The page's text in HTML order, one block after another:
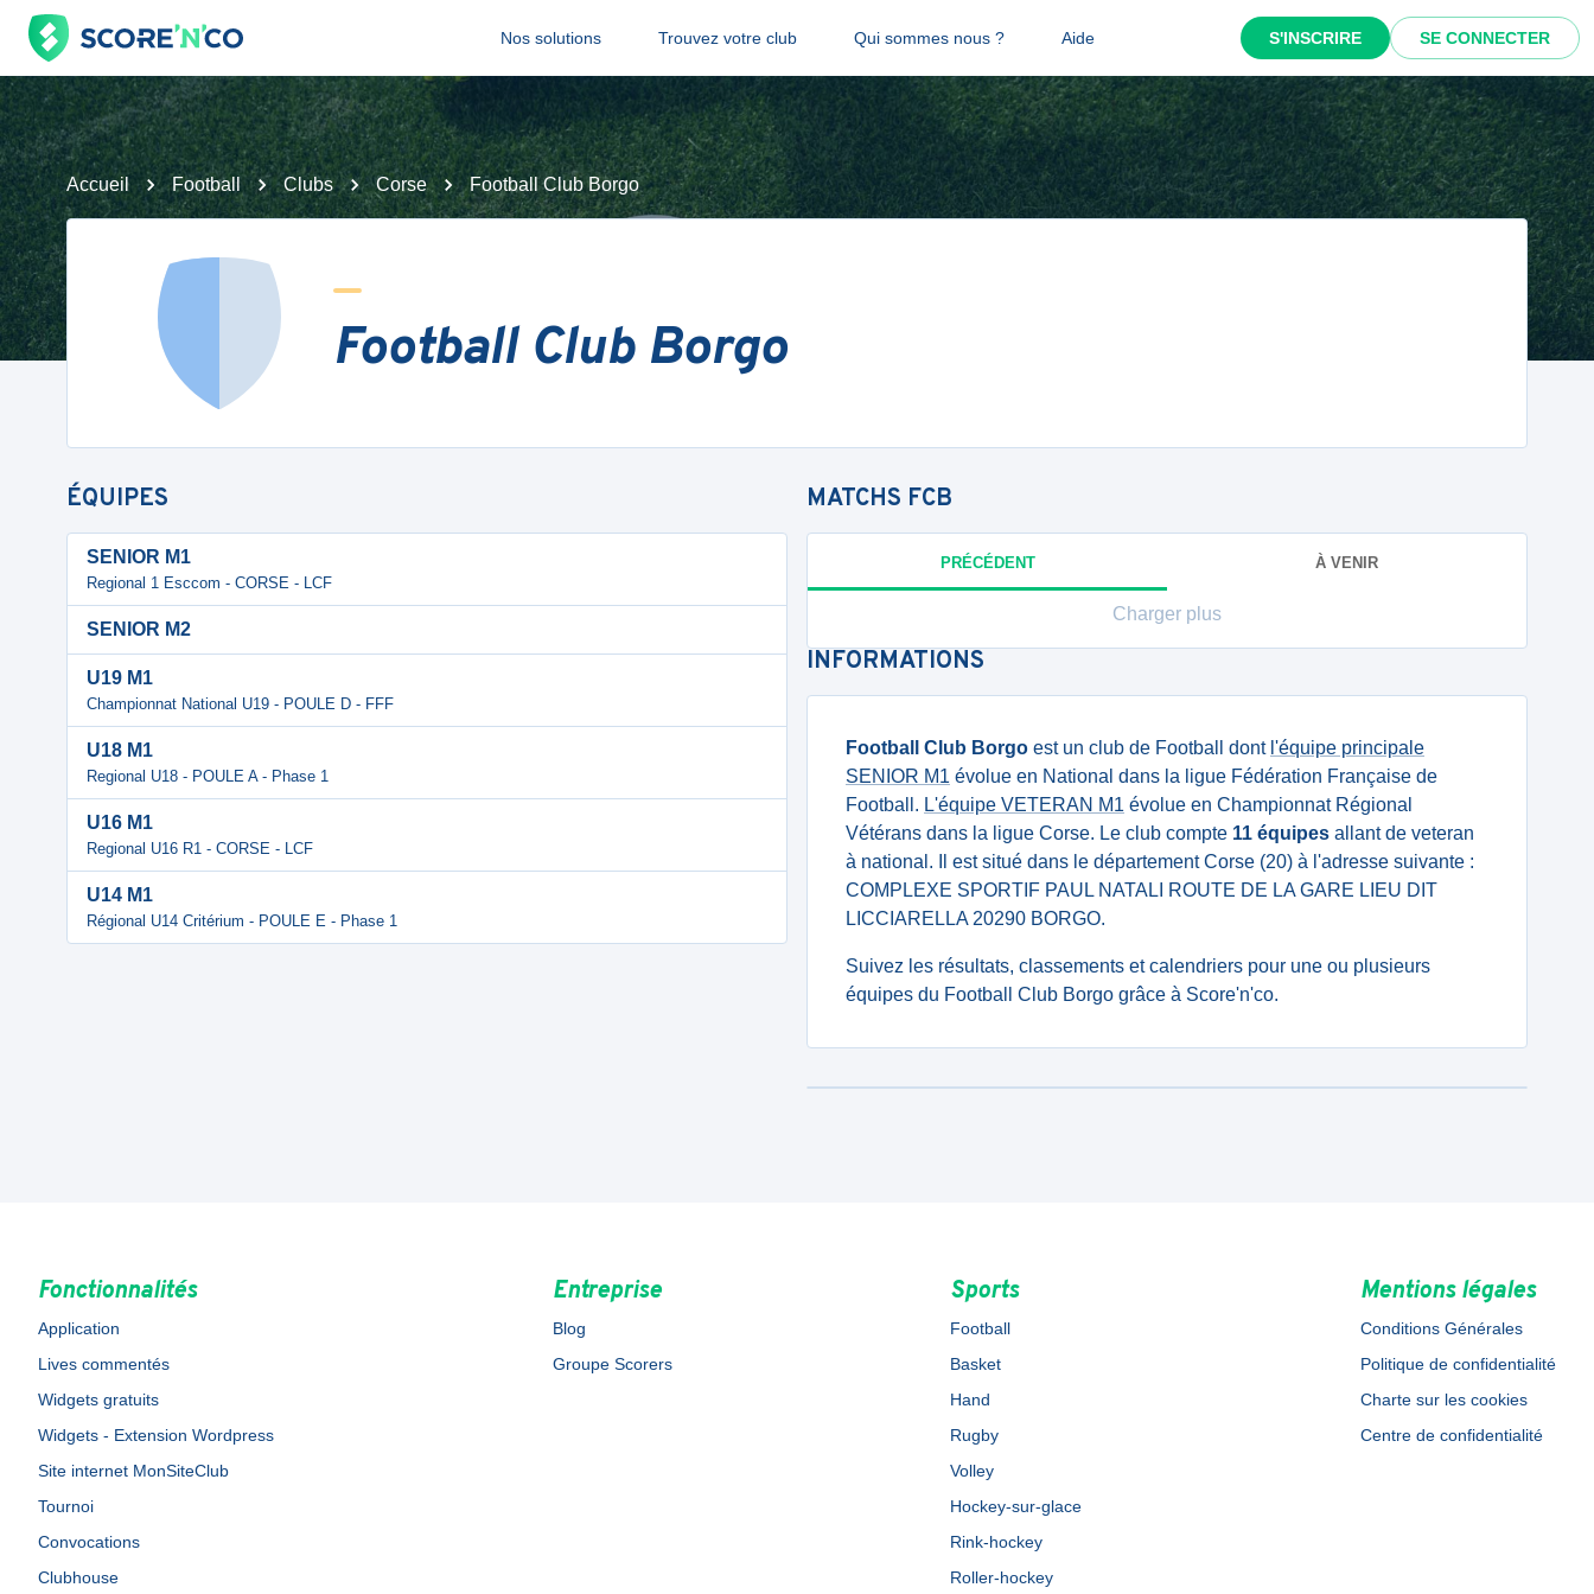
Nos solutions Trouvez votre club Qui sommes nous ? Aide S'INSCRIRE SE CONNECTER
Accueil Football Clubs Corse Football Club Borgo
Football Club Borgo
ÉQUIPES
SENIOR M1
Regional 1 Esccom - CORSE - LCF
SENIOR M2
U19 M1
Championnat National U19 - POULE D - FFF
U18 M1
Regional U18 - POULE A - Phase 1
U16 M1
Regional U16 R1 - CORSE - LCF
U14 M1
Régional U14 Critérium - POULE E - Phase 1
MATCHS FCB
PRÉCÉDENT À VENIR
Charger plus
INFORMATIONS
Football Club Borgo est un club de Football dont l'équipe principale
SENIOR M1 évolue en National dans la ligue Fédération Française de
Football. L'équipe VETERAN M1 évolue en Championnat Régional
Vétérans dans la ligue Corse. Le club compte 11 équipes allant de veteran
à national. Il est situé dans le département Corse (20) à l'adresse suivante :
COMPLEXE SPORTIF PAUL NATALI ROUTE DE LA GARE LIEU DIT
LICCIARELLA 20290 BORGO.
Suivez les résultats, classements et calendriers pour une ou plusieurs
équipes du Football Club Borgo grâce à Score'n'co.
Fonctionnalités
Application
Lives commentés
Widgets gratuits
Widgets - Extension Wordpress
Site internet MonSiteClub
Tournoi
Convocations
Clubhouse
Entreprise
Blog
Groupe Scorers
Sports
Football
Basket
Hand
Rugby
Volley
Hockey-sur-glace
Rink-hockey
Roller-hockey
Mentions légales
Conditions Générales
Politique de confidentialité
Charte sur les cookies
Centre de confidentialité